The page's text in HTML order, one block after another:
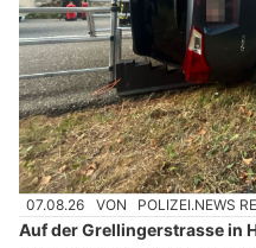
07.08.26 VON POLIZEI.NEWS
Auf der Grellingerstrasse in